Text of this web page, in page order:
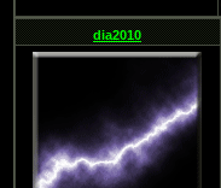
dia2010